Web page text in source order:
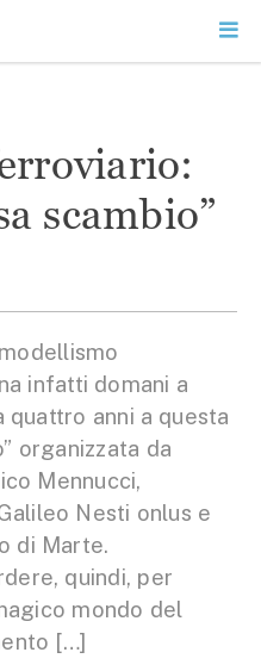
scambio”
infatti domani a
quattro anni a questa
organizzata da
Mennucci,
Nesti onlus e
di Marte.
quindi, per
mondo del
[…]